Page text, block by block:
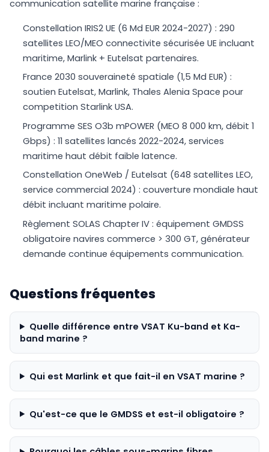
communication satellite marine française :
Constellation IRIS2 UE (6 Md EUR 2024-2027) : 290
satellites LEO/MEO connectivite sécurisée UE incluant
maritime, Marlink + Eutelsat partenaires.
France 2030 souveraineté spatiale (1,5 Md EUR) :
soutien Eutelsat, Marlink, Thales Alenia Space pour
competition Starlink USA.
Programme SES O3b mPOWER (MEO 8 000 km, débit 1
Gbps) : 11 satellites lancés 2022-2024, services
maritime haut débit faible latence.
Constellation OneWeb / Eutelsat (648 satellites LEO,
service commercial 2024) : couverture mondiale haut
débit incluant maritime polaire.
Règlement SOLAS Chapter IV : équipement GMDSS
obligatoire navires commerce > 300 GT, générateur
demande continue équipements communication.
Questions fréquentes
Quelle différence entre VSAT Ku-band et Ka-
band marine ?
Qui est Marlink et que fait-il en VSAT marine ?
Qu'est-ce que le GMDSS et est-il obligatoire ?